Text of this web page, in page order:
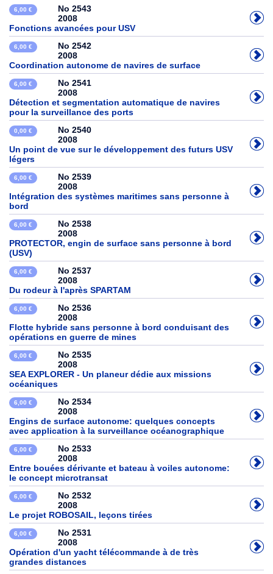
6,00 €
No 2543
2008
Fonctions avancées pour USV
6,00 €
No 2542
2008
Coordination autonome de navires de surface
6,00 €
No 2541
2008
Détection et segmentation automatique de navires
pour la surveillance des ports
0,00 €
No 2540
2008
Un point de vue sur le développement des futurs USV
légers
6,00 €
No 2539
2008
Intégration des systèmes maritimes sans personne à
bord
6,00 €
No 2538
2008
PROTECTOR, engin de surface sans personne à bord
(USV)
6,00 €
No 2537
2008
Du rodeur à l'après SPARTAM
6,00 €
No 2536
2008
Flotte hybride sans personne à bord conduisant des
opérations en guerre de mines
6,00 €
No 2535
2008
SEA EXPLORER - Un planeur dédie aux missions
océaniques
6,00 €
No 2534
2008
Engins de surface autonome: quelques concepts
avec application à la surveillance océanographique
6,00 €
No 2533
2008
Entre bouées dérivante et bateau à voiles autonome:
le concept microtransat
6,00 €
No 2532
2008
Le projet ROBOSAIL, leçons tirées
6,00 €
No 2531
2008
Opération d'un yacht télécommande à de très
grandes distances